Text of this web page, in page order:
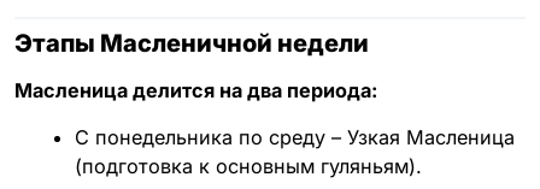
Этапы Масленичной недели
Масленица делится на два периода:
С понедельника по среду – Узкая Масленица
(подготовка к основным гуляньям).